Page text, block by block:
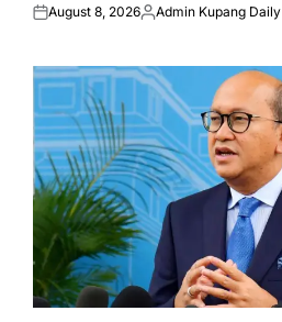
Posted
August 8, 2026Posted
Admin Kupang Daily